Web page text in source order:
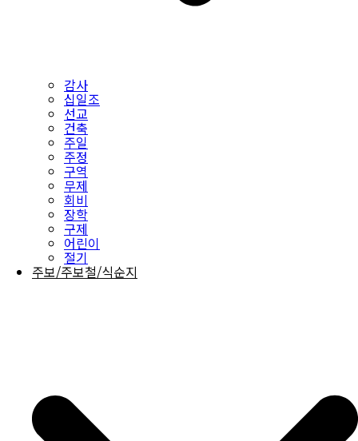
감사
십일조
선교
건축
주일
주정
구역
무제
회비
장학
구제
어린이
절기
주보/주보철/식순지